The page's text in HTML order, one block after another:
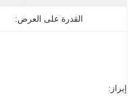
القدرة على العرض:
إبراز: